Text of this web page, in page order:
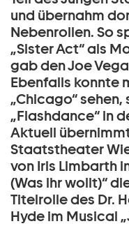
und übernahm
Nebenrollen. So
„Sister Act“ als
gab den Joe
Ebenfalls konnte
„Chicago“
„Flashdance“ in
Aktuell
Staatstheater
von Iris Limbarth
(Was ihr wollt)“
Titelrolle des Dr.
Hyde im Musical